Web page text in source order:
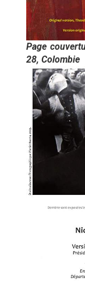
Page
28, Colombie